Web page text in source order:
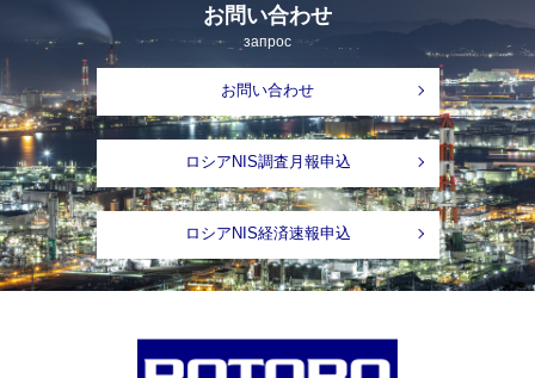
お問い合わせ
запрос
お問い合わせ
ロシアNIS調査月報申込
ロシアNIS経済速報申込